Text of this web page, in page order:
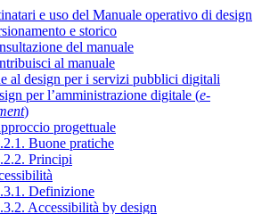
e uso del Manuale operativo di design
e storico
del manuale
al manuale
al design per i servizi pubblici digitali
per l’amministrazione digitale (e-
)
progettuale
Buone pratiche
Principi
Definizione
Accessibilità by design